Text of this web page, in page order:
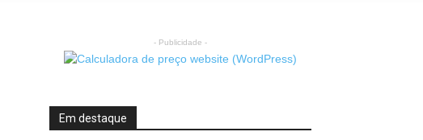
- Publicidade -
Em destaque